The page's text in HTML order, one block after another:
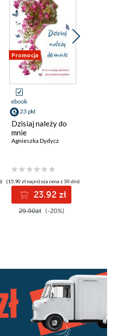
Promocja
ebook
23 pkt
Dzisiaj należy do
mnie
Agnieszka Dydycz
(15,90 zł najniższa cena z 30 dni)
23.92 zł
29.90zł (-20%)